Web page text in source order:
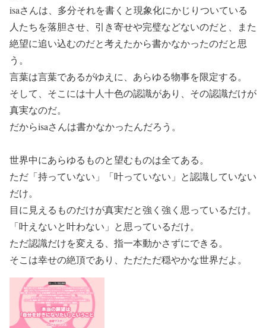
isaさんは、多分それを書くと現象化にかじりついている
人たちを落胆させ、引き寄せや完璧などないのだと、また
絶望に追い込むのだと考えたから書かなかったのだと思
う。
言葉は言葉であるがゆえに、あらゆる物事を限定する。
そして、そこには十人十色の認識があり、その認識だけが
真実なのだ。
だからisaさんは書かなかったんだろう。
世界中にあらゆるものと望むものは全てある。
ただ「持っていない」「叶っていない」と認識していない
だけ。
目に見えるものだけが真実だと強く強く思っているだけ。
「叶えないと叶わない」と思っているだけ。
ただ認識だけを変える、指一本動かさずにできる。
そこは幸せの絶頂であり、ただただ穏やかな世界だよ。